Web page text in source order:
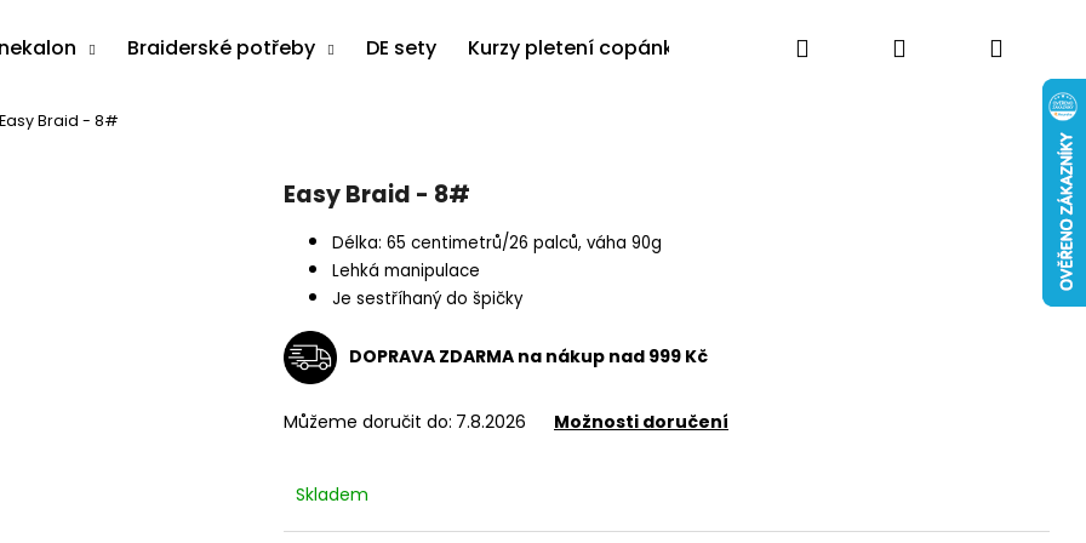
Braiderské potřeby DE sety Kurzy pletení copánků Výprodej Poradna Blog
Hledat Přihlášení
košík
Easy Braid - 8#
Easy Braid - 8#
Délka: 65 centimetrů/26 palců, váha 90g
Lehká manipulace
Je sestříhaný do špičky
DOPRAVA ZDARMA na nákup nad 999 Kč
Můžeme doručit do: 7.8.2026 Možnosti doručení
Skladem
Co potřebujete najít?